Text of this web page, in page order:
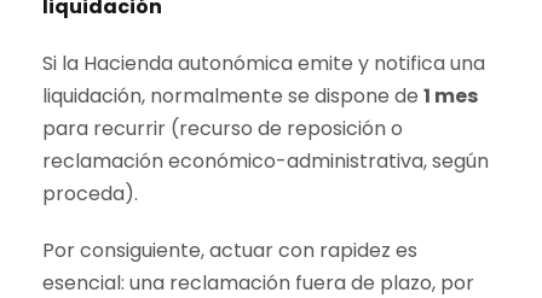
liquidación
Si la Hacienda autonómica emite y notifica una
liquidación, normalmente se dispone de 1 mes
para recurrir (recurso de reposición o
reclamación económico-administrativa, según
proceda).
Por consiguiente, actuar con rapidez es
esencial: una reclamación fuera de plazo, por